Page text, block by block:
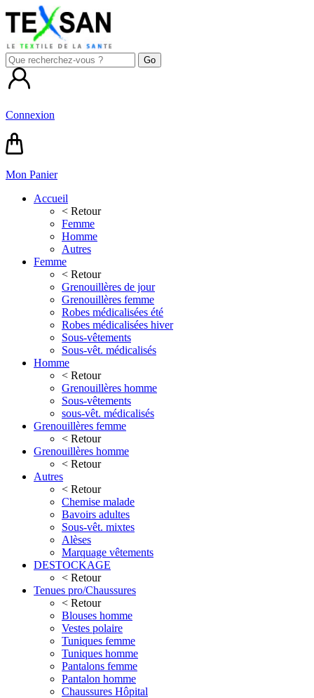
Connexion
Mon Panier
Accueil
< Retour
Femme
Homme
Autres
Femme
< Retour
Grenouillères de jour
Grenouillères femme
Robes médicalisées été
Robes médicalisées hiver
Sous-vêtements
Sous-vêt. médicalisés
Homme
< Retour
Grenouillères homme
Sous-vêtements
sous-vêt. médicalisés
Grenouillères femme
< Retour
Grenouillères homme
< Retour
Autres
< Retour
Chemise malade
Bavoirs adultes
Sous-vêt. mixtes
Alèses
Marquage vêtements
DESTOCKAGE
< Retour
Tenues pro/Chaussures
< Retour
Blouses homme
Vestes polaire
Tuniques femme
Tuniques homme
Pantalons femme
Pantalon homme
Chaussures Hôpital